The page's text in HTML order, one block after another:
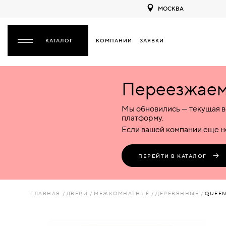
МОСКВА
КОМПАНИИ ЗАЯВКИ
НАЗАД
ПЛАСТИКОВЫЕ
Межкомнатные
Деревянные
Пластиковые
Комбинированные
Входные
Металлические
Пластиковые
Стеклянные
Комбинированные
Специализированные
Металлические
Пластиковые
Стеклянные
Комбинированные
Мы обновились — текущая
платформу.
Если вашей компании еще
ПЕРЕЙТИ В КАТАЛОГ
ГЛАВНАЯ ДВЕРИ МЕЖКОМНАТНЫЕ ДЕРЕВЯННЫЕ